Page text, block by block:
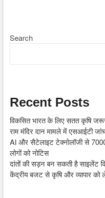
Search
Recent Posts
विकसित भारत के लिए सतत कृषि
राम मंदिर दान मामले में एसआईटी
AI और सैटेलाइट टेक्नोलॉजी से
लोगों को नोटिस
दांतों की सड़न बन सकती है साइलेंट
केंद्रीय बजट से कृषि और व्यापार को